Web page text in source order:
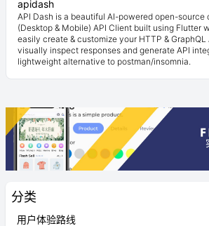
分类
用户体验路线
apidash
API Dash is a beautiful AI-powered open-source
(Desktop & Mobile) API Client built using Flutter
easily create & customize your HTTP & GraphQL
visually inspect responses and generate API
lightweight alternative to postman/insomnia.